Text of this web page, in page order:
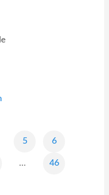
5 6
… 46